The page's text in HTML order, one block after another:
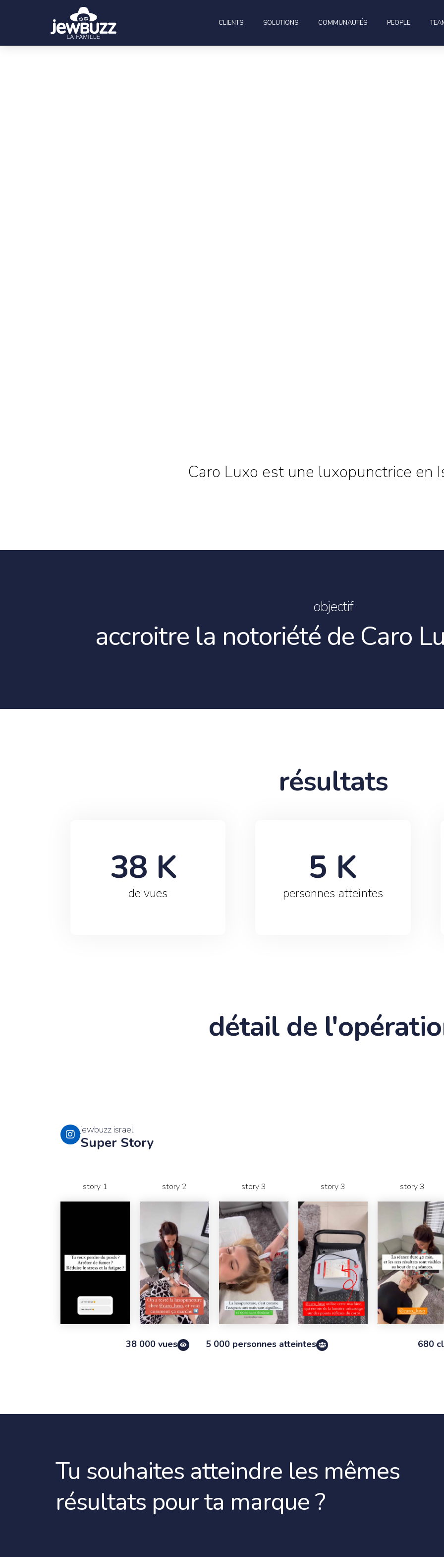
CLIENTS SOLUTIONS COMMUNAUTÉS PEOPLE
Caro Luxo est une luxopunctrice en
objectif
accroitre la notoriété de Caro
résultats
de vues
38 K
personnes atteintes
5 K
détail de
jewbuzz israel
Super Story
story 1 story 2 story 3 story 3 story 3
38 000 vues 5 000 personnes atteintes 680
Tu souhaites atteindre les mêmes
résultats pour ta marque ?